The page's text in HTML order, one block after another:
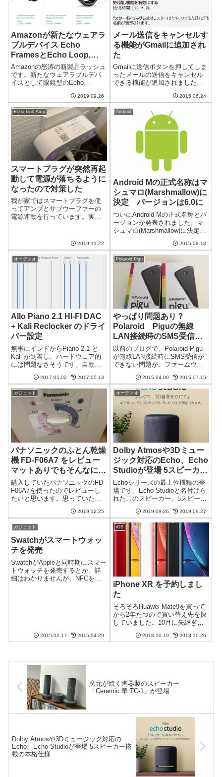
Amazonが新たなウェアラ
ブルデバイス Echo
FramesとEcho Loop,
Echo Budsを発表
Amazonの怒涛の新製品ラッシュ
です。新たなウェアラブルデバ
イスとして眼鏡型のEcho
イヤホン型のEcho Budsを発表
しました。どんどんAlexaの世界
が広がっていきます。他にもい
ろいろな新...
2019.09.26
メール送信をキャンセルす
る機能がGmailに追加され
た
Gmailに送信ボタンを押してしま
ったメールの送信をキャンセル
できる機能が追加されました。
もう1つのメールクライアントに
が、Gmailにも追加されたようで
す。設定方法非常に...
2015.06.24
Echo Link Amp
スマートプラグが突然再起
動して電源が落ちるように
なったので対策した
我が家ではスマートプラグを使
ってアンプとサブウーファーの
電源連動を行っています。実に
たら時々スマートプラグが再起
動して電源が落ちるようになり
ました。これでは困るの...
2019.11.22
Android
Android Mの正式名称はマ
シュマロ(Marshmallow)に
決定 バージョンは6.0に
ついにAndroid Mの正式名称とバ
ージョンが発表されました。マ
シュマロ(Marshmallow)に決定し
は6.0になったそうです。様々な
うわさがあったけどマシュマロ
に決定名称についてはマカロン
とか、M&Mとか...
2015.08.18
オーディオ
Allo Piano 2.1 HI-FI DAC
+ Kali Reclocker のドライ
バー設定
無事にインドからPiano 2.1 と
Kali が到着し、ハードウェア的
には問題なさそうです。自動的
る状態にしてくれるなんて素敵
な機能はないので自力で何とか
します。Volumioで使うことがメ
イン？色々調べてみ...
2017.05.02 2017.05.13
Polaroid Pigu
やっぱり問題あり？
Polaroid Piguの無線
LAN接続時のSMS受信に
ついて
以前のブログで、Polaroid Pigu
が無線LAN接続時にSMS受信が
できない問題が、ファームウェ
きましたが、どうも解決してい
ないような。。。モバイルONE
同士じゃないとだめ？私と妻の
間のSMSは無線LAN接...
2015.04.09 2015.07.15
ガジェット
パナソニックのふとん乾燥
機 FD-F06A7 をレビュー
マットありでもそんなに面
倒じゃなかった
購入していたパナソニックのFD-
F06A7を使ったのでレビューし
たいと思います。思っていたよ
した。小さな本体、シンプルな
くとも10年くらい前からほとん
どその姿を変えていない、家...
2019.12.25
オーディオ
Dolby Atmosや3Dミュー
ジック対応のEcho、Echo
Studioが登場 5スピーカー
搭載の本格仕様
Echoシリーズの最上位機種の登
場です。Echo Studioと名付けら
れたこのスピーカー、5スピーカ
らにDolby Atmosや3Dミュージ
ックにも対応と言う面白い機能
を持っています。他にもいろい
ろな新製品を発...
2019.09.26 2019.09.27
ガジェット
Swatchがスマートウォッ
チを発売
SwatchがAppleと同時期にスマー
トウォッチを発売するとか。詳
細はわかりませんが、NFCを搭
2015.02.17 2015.04.29
iOS
iPhone XR を予約しまし
た
そろそろHuawei Mate9を買って
から2年たつので買い替え先を探
していました。10月に矢継ぎ早
が、結局iPhoneに。レビューは
いと思います...
2018.10.19 2018.10.26
窯元が焼く陶器製のスピーカー
「Ceramic 華 TC-1」が登場
Dolby Atmosや3Dミュージック対応の
Echo、Echo Studioが登場 5スピーカー搭
載の本格仕様